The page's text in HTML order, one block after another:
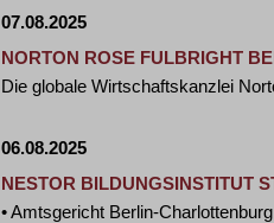
07.08.2025
NORTON ROSE FULBRIGHT
Die globale Wirtschaftskanzlei
06.08.2025
NESTOR BILDUNGSINSTITUT
• Amtsgericht Berlin-